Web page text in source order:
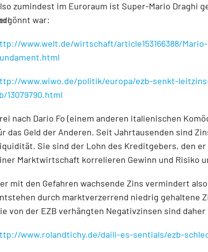
zumindest im Euroraum ist Super-Mario Draghi
war:
www.welt.de/wirtschaft/article153166388/
www.wiwo.de/politik/europa/ezb-senkt-
13079790.html
nach Dario Fo (einem anderen italienischen
das Geld der Anderen. Seit Jahrtausenden sind
Sie sind der Lohn des Kreditgebers, den
Marktwirtschaft korrelieren Gewinn und Risiko
mit den Gefahren wachsende Zins vermindert
durch marktverzerrend niedrig gehaltene
von der EZB verhängten Negativzinsen sind
www.rolandtichy.de/daili-es-sentials/ezb-